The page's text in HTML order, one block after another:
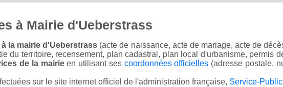
à Mairie d'Ueberstrass
la mairie d'Ueberstrass (acte de naissance, acte de mariage, acte de
du territoire, recensement, plan cadastral, plan local d'urbanisme, permis
de la mairieen utilisant ses coordonnées officielles (adresse postale,
sur le site internet officiel de l'administration française, Service-